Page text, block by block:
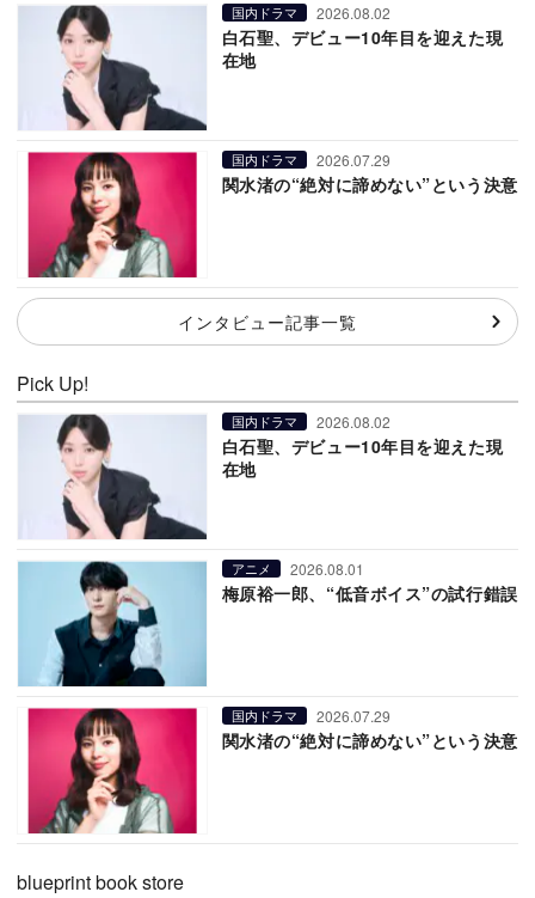
国内ドラマ 2026.08.02
白石聖、デビュー10年目を迎えた現
在地
国内ドラマ 2026.07.29
関水渚の“絶対に諦めない”という決意
インタビュー記事一覧
Pick Up!
国内ドラマ 2026.08.02
白石聖、デビュー10年目を迎えた現
在地
アニメ 2026.08.01
梅原裕一郎、“低音ボイス”の試行錯誤
国内ドラマ 2026.07.29
関水渚の“絶対に諦めない”という決意
blueprint book store